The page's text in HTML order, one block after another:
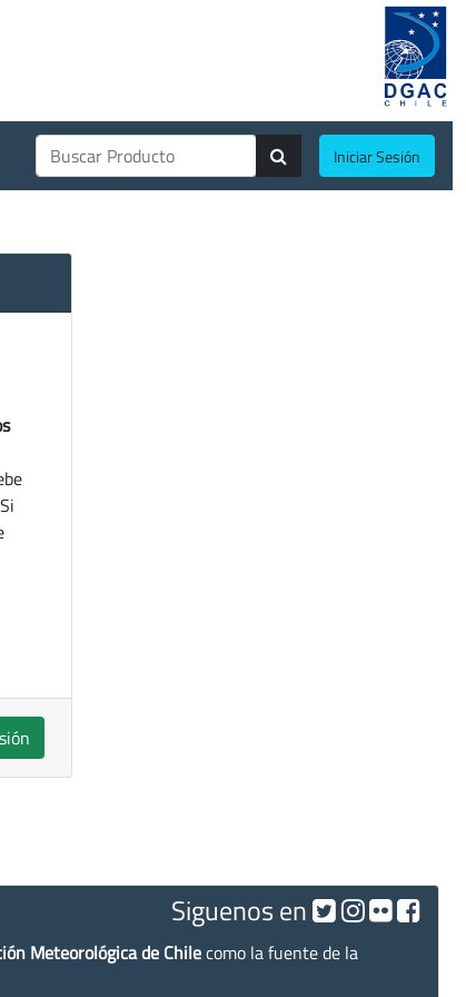
Iniciar Sesión
Siguenos en
Meteorológica de Chilecomo la fuente de la